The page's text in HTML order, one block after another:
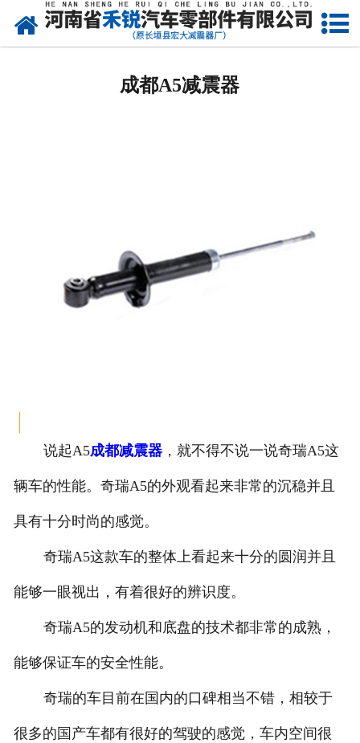
网站首页
成都起亚减震器
成都三菱减震器
成都江淮减震器
成都传祺减震器
成都A5减震器
说起A5成都减震器，就不得不说一说奇瑞A5这
辆车的性能。奇瑞A5的外观看起来非常的沉稳并且
具有十分时尚的感觉。
奇瑞A5这款车的整体上看起来十分的圆润并且
能够一眼视出，有着很好的辨识度。
奇瑞A5的发动机和底盘的技术都非常的成熟，
能够保证车的安全性能。
奇瑞的车目前在国内的口碑相当不错，相较于
很多的国产车都有很好的驾驶的感觉，车内空间很